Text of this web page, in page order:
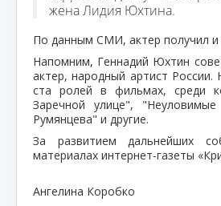
жена Лидия Юхтина.
По данным СМИ, актер получил и
Напомним, Геннадий Юхтин
актер, народный артист России.
ста ролей в фильмах, среди
Заречной улице",
Румянцева" и другие.
За развитием дальнейших
материалах интернет-газеты
Ангелина Коробко